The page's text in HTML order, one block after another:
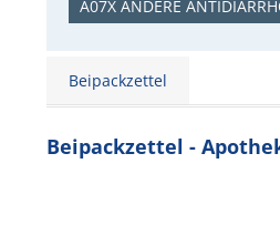
A07X ANDERE
Beipackzettel
Beipackzettel -